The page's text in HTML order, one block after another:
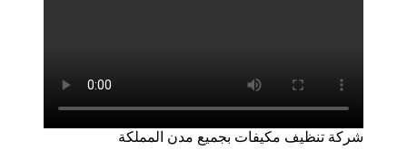
شركة تنظيف مكيفات بجميع مدن المملكة